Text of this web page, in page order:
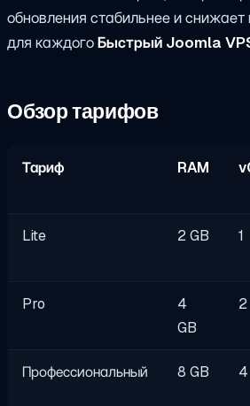
обновления стабильнее и снижает
для каждогоБыстрый Joomla
Обзор тарифов
Тариф RAM
Lite 2 GB 1
Pro
4
GB
2
Профессиональный 8 GB 4